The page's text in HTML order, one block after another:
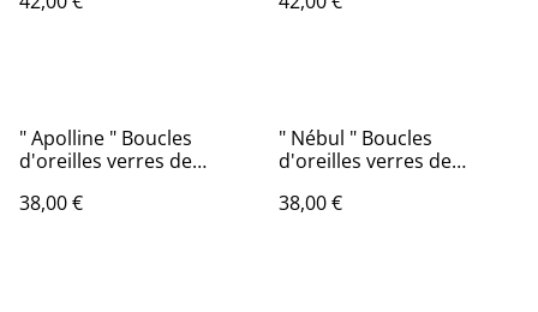
" Apolline " Boucles
d'oreilles verres de
38,00 €
" Nébul " Boucles
d'oreilles verres de
38,00 €